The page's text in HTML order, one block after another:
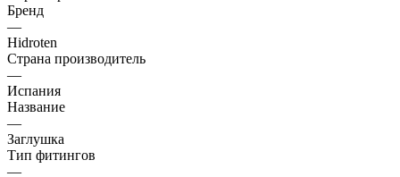
Бренд
—
Hidroten
Страна производитель
—
Испания
Название
—
Заглушка
Тип фитингов
—